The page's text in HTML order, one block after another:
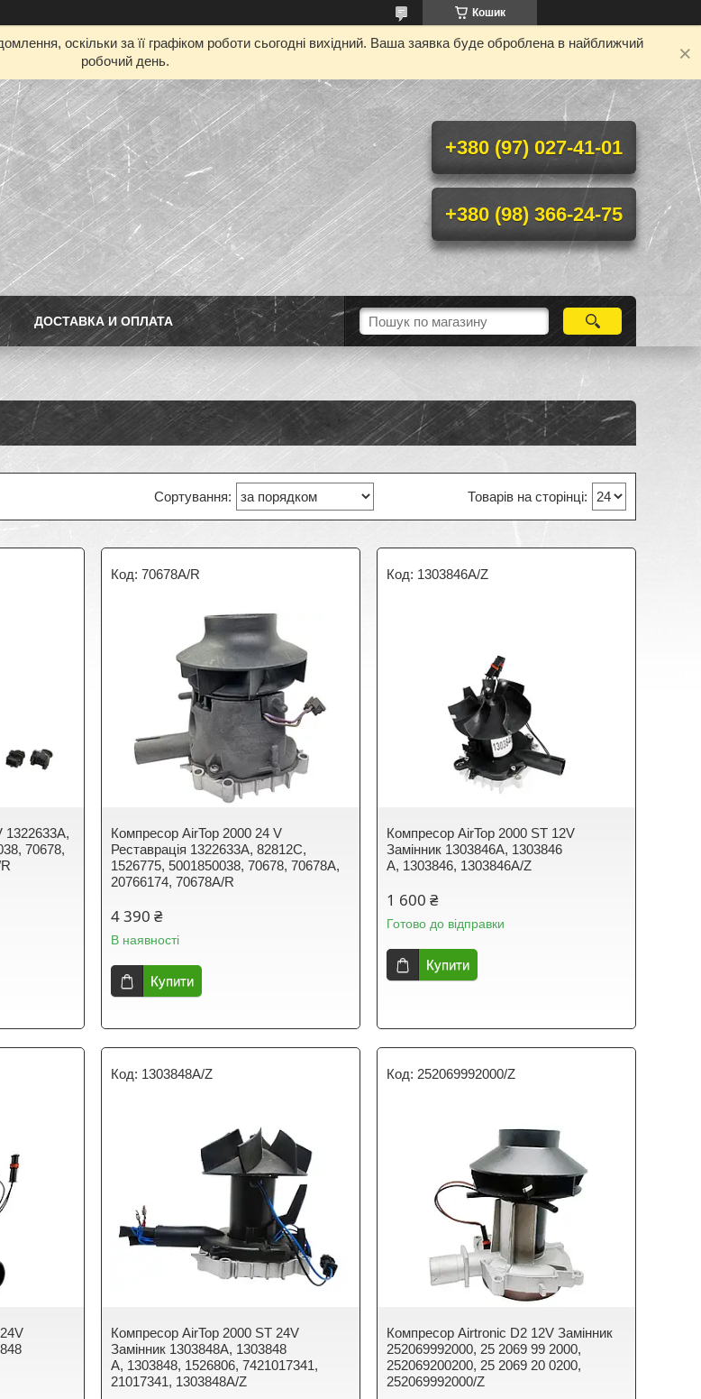
Кошик
оскільки за її графіком роботи сьогодні вихідний. Ваша заявка буде оброблена в найближчий
робочий день.
+380 (97) 027-41-01
+380 (98) 366-24-75
ДОСТАВКА И ОПЛАТА
1322633A,
70678,
70678A/R
Компресор AirTop 2000 24 V
Реставрація 1322633A, 82812C,
1526775, 5001850038, 70678, 70678A,
20766174, 70678A/R
4 390 ₴
В наявності
Купити
1303846A/Z
Компресор AirTop 2000 ST 12V
Замінник 1303846A, 1303846
A, 1303846, 1303846A/Z
1 600 ₴
Готово до відправки
Купити
1303848A/Z
Компресор AirTop 2000 ST 24V
Замінник 1303848A, 1303848
A, 1303848, 1526806, 7421017341,
21017341, 1303848A/Z
252069992000/Z
Компресор Airtronic D2 12V Замінник
252069992000, 25 2069 99 2000,
252069200200, 25 2069 20 0200,
252069992000/Z